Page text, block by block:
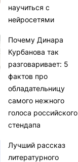
научиться с
нейросетями
Почему Динара
Курбанова так
разговаривает: 5
фактов про
обладательницу
самого нежного
голоса российского
стендапа
Лучший рассказ
литературного